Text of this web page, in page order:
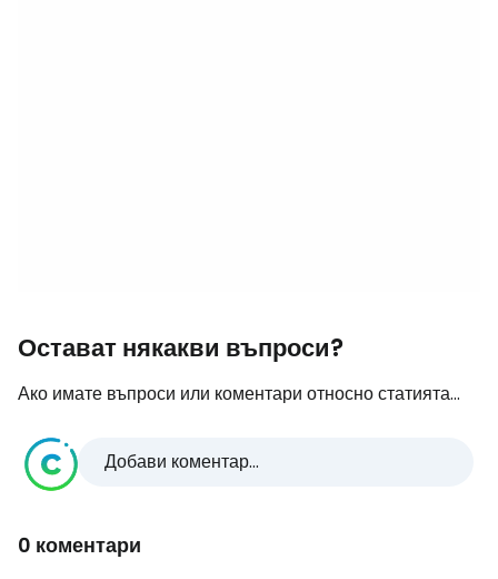
Остават някакви въпроси?
Ако имате въпроси или коментари относно статията...
Добави коментар...
0 коментари